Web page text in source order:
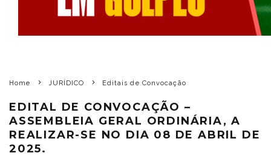
Home JURÍDICO Editais de Convocação
EDITAL DE CONVOCAÇÃO –
ASSEMBLEIA GERAL ORDINÁRIA, A
REALIZAR-SE NO DIA 08 DE ABRIL DE
2025.